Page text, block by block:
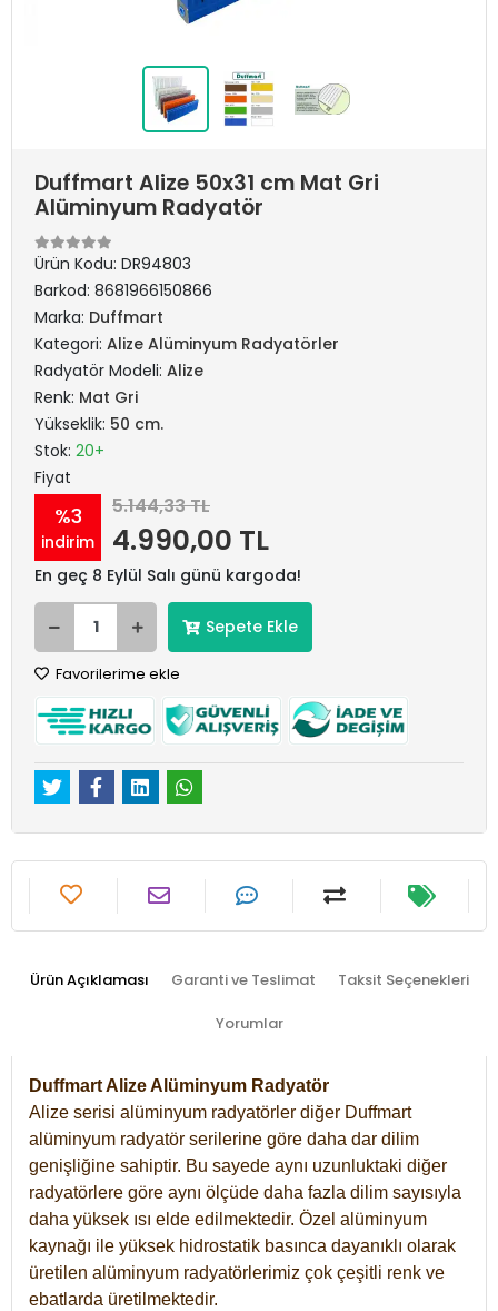
Duffmart Alize 50x31 cm Mat Gri
Alüminyum Radyatör
Ürün Kodu: DR94803
Barkod: 8681966150866
Marka: Duffmart
Kategori: Alize Alüminyum Radyatörler
Radyatör Modeli: Alize
Renk: Mat Gri
Yükseklik: 50 cm.
Stok: 20+
Fiyat
%3
indirim
5.144,33 TL
4.990,00 TL
En geç 8 Eylül Salı günü kargoda!
Sepete Ekle
Favorilerime ekle
Ürün Açıklaması Garanti ve Teslimat Taksit Seçenekleri
Yorumlar
Duffmart Alize Alüminyum Radyatör
Alize serisi alüminyum radyatörler diğer Duffmart
alüminyum radyatör serilerine göre daha dar dilim
genişliğine sahiptir. Bu sayede aynı uzunluktaki diğer
radyatörlere göre aynı ölçüde daha fazla dilim sayısıyla
daha yüksek ısı elde edilmektedir. Özel alüminyum
kaynağı ile yüksek hidrostatik basınca dayanıklı olarak
üretilen alüminyum radyatörlerimiz çok çeşitli renk ve
ebatlarda üretilmektedir.